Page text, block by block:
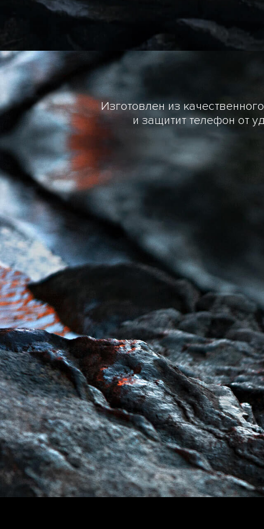
Изготовлен из
и защитит телефон от